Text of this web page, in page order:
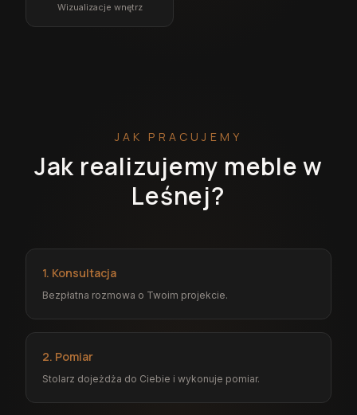
Wizualizacje wnętrz
JAK PRACUJEMY
Jak realizujemy meble w
Leśnej?
1. Konsultacja
Bezpłatna rozmowa o Twoim projekcie.
2. Pomiar
Stolarz dojeżdża do Ciebie i wykonuje pomiar.